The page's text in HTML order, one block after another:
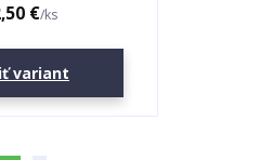
€/ks
variant